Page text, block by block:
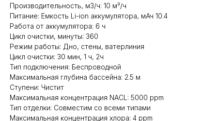
Производительность, м3/ч: 10 м³/ч
Питание: Емкость Li-ion аккумулятора, мАч 10.4
Работа от аккумулятора: 6 ч
Цикл очистки, минуты: 360
Режим работы: Дно, стены, ватерлиния
Цикл очистки: 30 мин, 1 ч, 2ч
Тип подключения: Беспроводной
Максимальная глубина бассейна: 2.5 м
Ступени: Чистит
Максимальная концентрация NACL: 5000 ppm
Тип отделки: Совместим со всеми типами
Максимальная концентрация хлора: 4 ppm